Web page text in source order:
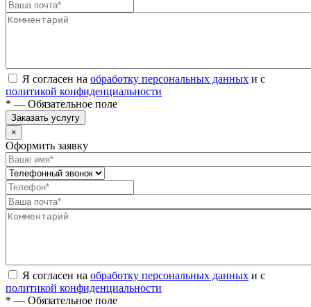
Я согласен на обработку персональных данных и с
политикой конфиденциальности
* — Обязательное поле
Заказать услугу
×
Оформить заявку
Я согласен на обработку персональных данных и с
политикой конфиденциальности
* — Обязательное поле